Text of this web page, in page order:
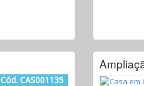
Cód. CAS001135